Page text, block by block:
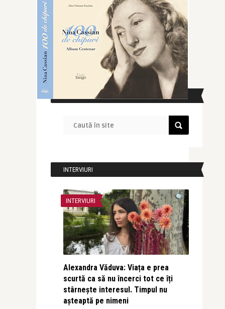
CAUTĂ ÎN SITE
INTERVIURI
INTERVIURI
Alexandra Văduva: Viața e prea
scurtă ca să nu încerci tot ce îți
stârnește interesul. Timpul nu
așteaptă pe nimeni